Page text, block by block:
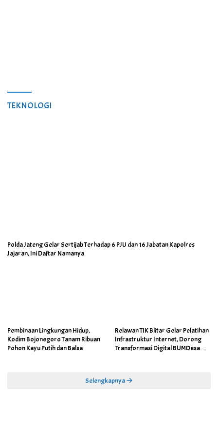
TEKNOLOGI
Polda Jateng Gelar Sertijab Terhadap 6 PJU dan 16 Jabatan Kapolres
Jajaran, Ini Daftar Namanya
Pembinaan Lingkungan Hidup,
Kodim Bojonegoro Tanam Ribuan
Pohon Kayu Putih dan Balsa
Relawan TIK Blitar Gelar Pelatihan
Infrastruktur Internet, Dorong
Transformasi Digital BUMDesa
Selengkapnya